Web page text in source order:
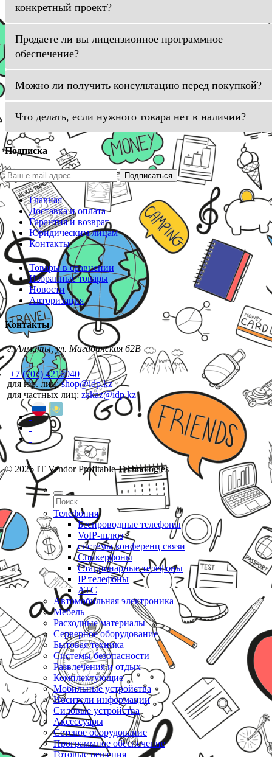
конкретный проект?
Продаете ли вы лицензионное программное
обеспечение?
Можно ли получить консультацию перед покупкой?
Что делать, если нужного товара нет в наличии?
Подписка
Подписаться
Главная
Доставка и оплата
Гарантия и возврат
Юридическим лицам
Контакты
Товары в сравнении
Избранные товары
Новости
Авторизация
Контакты
г. Алматы, ул. Магаданская 62В
+7 (707) 4216040
для юр. лиц:shop@idp.kz
для частных лиц: zakaz@idp.kz
© 2026 IT Vendor Profitable Technologies
Телефония
Беспроводные телефоны
VoIP-шлюз
системы конференц связи
Спикерфоны
Стационарные телефоны
IP телефоны
АТС
Автомобильная электроника
Мебель
Расходные материалы
Серверное оборудование
Бытовая техника
Системы безопасности
Развлечения и отдых
Комплектующие
Мобильные устройства
Носители информации
Силовые устройства
Аксессуары
Сетевое оборудование
Программное обеспечение
Готовые решения